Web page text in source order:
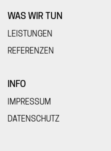
WAS WIR TUN
LEISTUNGEN
REFERENZEN
INFO
IMPRESSUM
DATENSCHUTZ